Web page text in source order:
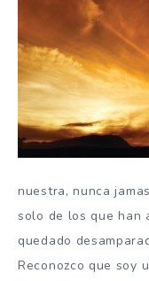
nuestra, nunca
solo de los que han
quedado
Reconozco que soy